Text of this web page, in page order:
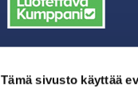
Tämä sivusto käyttää